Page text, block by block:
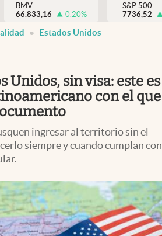
México
BMV
66.833,16
0.20%
S&P 500
7736,52
Estados Unidos
Unidos, sin visa: este es
con el que
ingresar al territorio sin el
siempre y cuando cumplan con